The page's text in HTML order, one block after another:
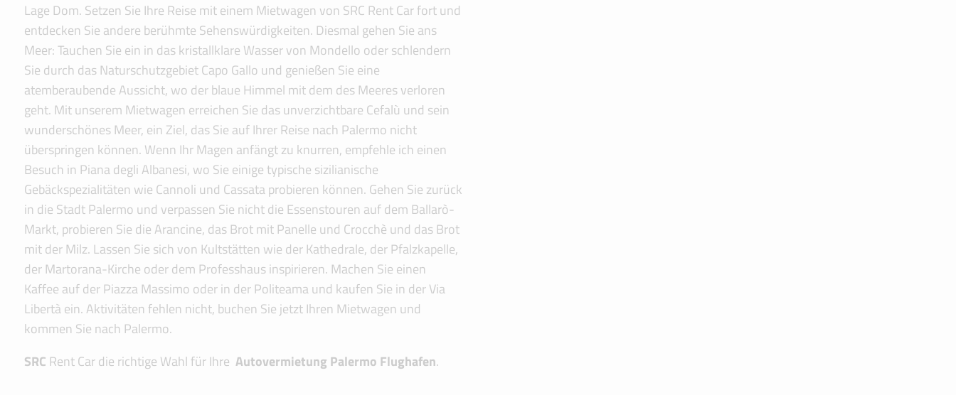
Lage Dom. Setzen Sie Ihre Reise mit einem Mietwagen von SRC Rent Car fort und
entdecken Sie andere berühmte Sehenswürdigkeiten. Diesmal gehen Sie ans
Meer: Tauchen Sie ein in das kristallklare Wasser von Mondello oder schlendern
Sie durch das Naturschutzgebiet Capo Gallo und genießen Sie eine
atemberaubende Aussicht, wo der blaue Himmel mit dem des Meeres verloren
geht. Mit unserem Mietwagen erreichen Sie das unverzichtbare Cefalù und sein
wunderschönes Meer, ein Ziel, das Sie auf Ihrer Reise nach Palermo nicht
überspringen können. Wenn Ihr Magen anfängt zu knurren, empfehle ich einen
Besuch in Piana degli Albanesi, wo Sie einige typische sizilianische
Gebäckspezialitäten wie Cannoli und Cassata probieren können. Gehen Sie zurück
in die Stadt Palermo und verpassen Sie nicht die Essenstouren auf dem Ballarò-
Markt, probieren Sie die Arancine, das Brot mit Panelle und Crocchè und das Brot
mit der Milz. Lassen Sie sich von Kultstätten wie der Kathedrale, der Pfalzkapelle,
der Martorana-Kirche oder dem Professhaus inspirieren. Machen Sie einen
Kaffee auf der Piazza Massimo oder in der Politeama und kaufen Sie in der Via
Libertà ein. Aktivitäten fehlen nicht, buchen Sie jetzt Ihren Mietwagen und
kommen Sie nach Palermo.
SRC Rent Car die richtige Wahl für Ihre Autovermietung Palermo Flughafen.